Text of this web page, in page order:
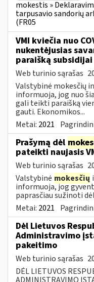
mokestis »
tarpusavio sandorių
(FR05
VMI kviečia nuo
nukentėjusias
paraišką subsidijai
Web turinio sąrašas
Valstybinė mokesčių
informuoja, jog nuo
gali teikti paraišką
gauti. Ekonomikos...
Metai: 2021
Prašymą dėl
pateikti naujasis
Web turinio sąrašas
Valstybinė mokesčių
informuoja, jog
paprasčiau sužinoti
Metai: 2021
Dėl Lietuvos
Administravimo
pakeitimo
Web turinio sąrašas
DĖL LIETUVOS
ADMINISTRAVIMO